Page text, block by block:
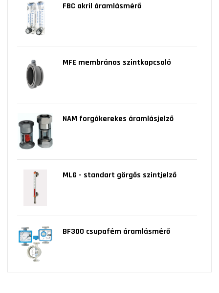
FBC akril áramlásmérő
MFE membrános szintkapcsoló
NAM forgókerekes áramlásjelző
MLG - standart görgős szintjelző
BF300 csupafém áramlásmérő